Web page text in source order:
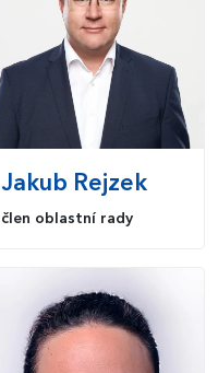
Jakub Rejzek
člen oblastní rady